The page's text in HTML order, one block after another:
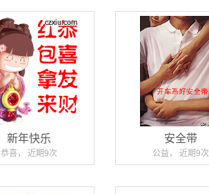
新年快乐
恭喜， 近期9次
安全带
公益， 近期9次